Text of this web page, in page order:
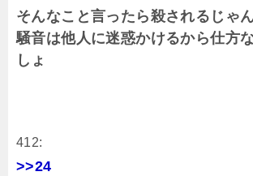
そんなこと言ったら殺されるじゃ
騒音は他人に迷惑かけるから仕方
しょ
412:
>>24